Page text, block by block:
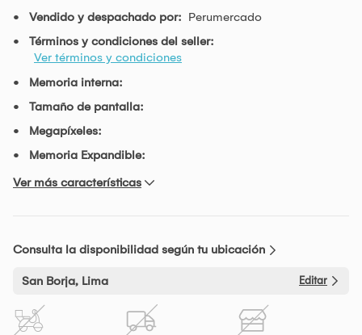
Vendido y despachado por: Perumercado
Términos y condiciones del seller:
Ver términos y condiciones
Memoria interna:
Tamaño de pantalla:
Megapíxeles:
Memoria Expandible:
Ver más características
Consulta la disponibilidad según tu ubicación
San Borja, Lima Editar